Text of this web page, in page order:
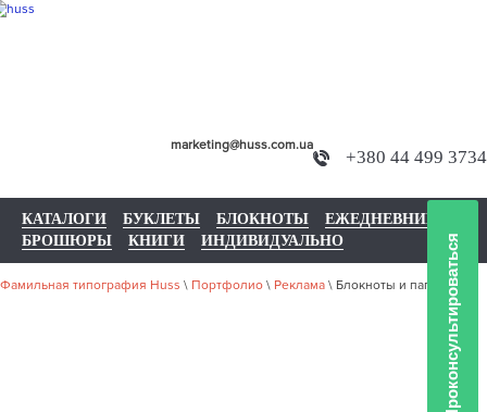
+380 44 499 3734
marketing@huss.com.ua
КАТАЛОГИ БУКЛЕТЫ БЛОКНОТЫ
ЕЖЕДНЕВНИКИ
БРОШЮРЫ
КНИГИ ИНДИВИДУАЛЬНО
Фамильная типография Huss \ Портфолио \ Реклама \ Блокноты и папки Проконсультироваться